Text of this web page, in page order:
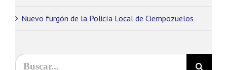
Nuevo furgón de la Policía Local de Ciempozuelos
Buscar: